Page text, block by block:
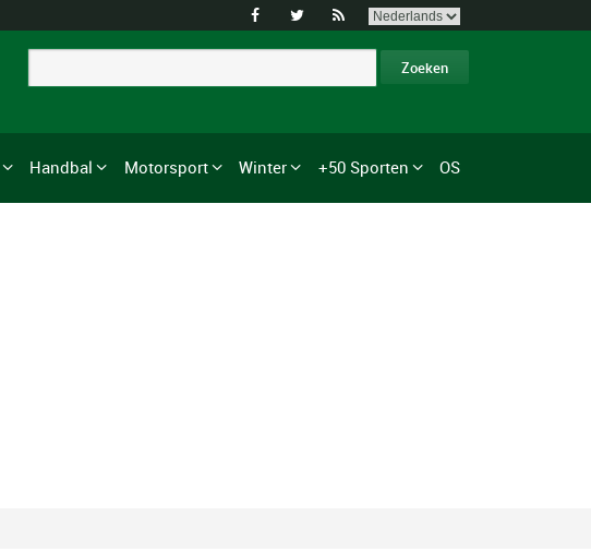
  
Handbal Motorsport Winter +50 Sporten OS